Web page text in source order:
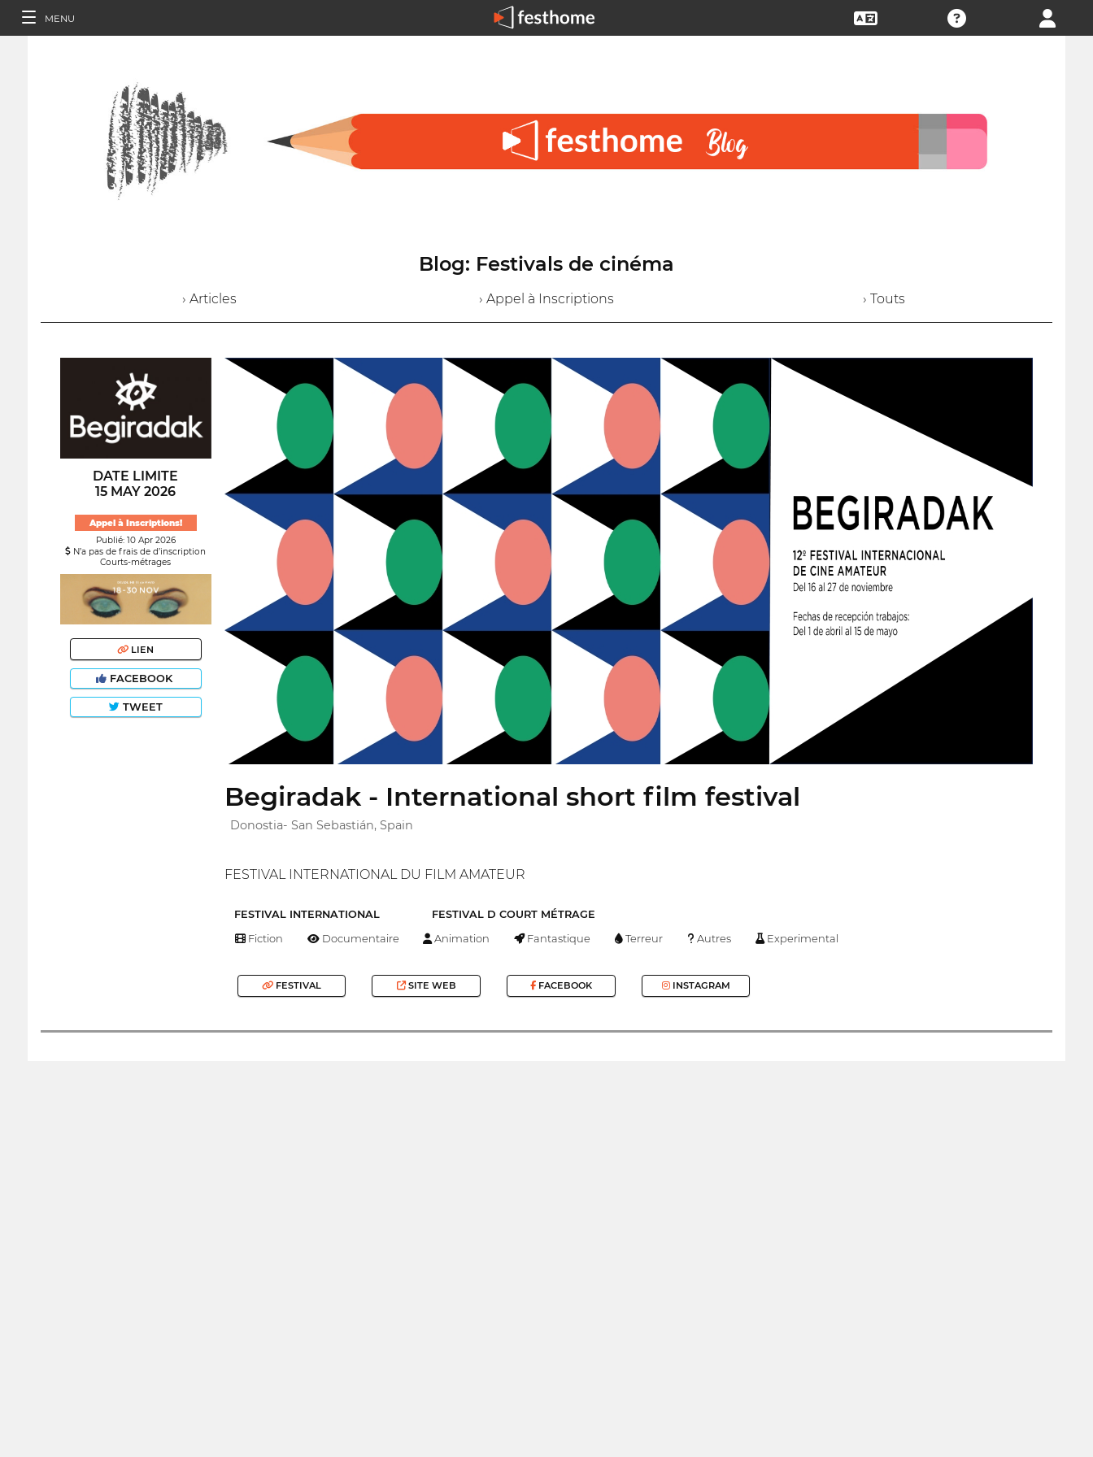
MENU
Blog: Festivals de cinéma
› Articles › Appel à Inscriptions › Touts
DATE LIMITE
15 MAY 2026
Appel à Inscriptions!
Publié: 10 Apr 2026
N’a pas de frais de d’inscription
Courts-métrages
LIEN
FACEBOOK
TWEET
Begiradak - International short film festival
Donostia- San Sebastián, Spain
FESTIVAL INTERNATIONAL DU FILM AMATEUR
FESTIVAL INTERNATIONAL FESTIVAL D COURT MÉTRAGE
Fiction Documentaire Animation Fantastique Terreur Autres Experimental
FESTIVAL SITE WEB FACEBOOK INSTAGRAM